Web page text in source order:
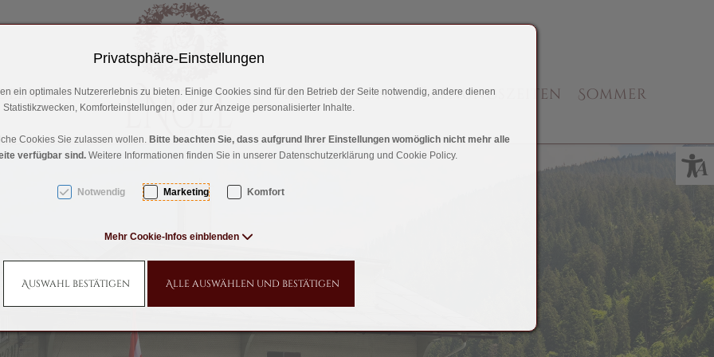
[AK + 3]
Reservierung Öffnungszeiten Sommer
Privatsphäre-Einstellungen
ein optimales Nutzererlebnis zu bieten. Einige Cookies sind für den Betrieb der Seite notwendig, andere dienen
Statistikzwecken, Komforteinstellungen, oder zur Anzeige personalisierter Inhalte.
Cookies Sie zulassen wollen. Bitte beachten Sie, dass aufgrund Ihrer Einstellungen womöglich nicht mehr alle
verfügbar sind. Weitere Informationen finden Sie in unserer Datenschutzerklärung und Cookie Policy.
Notwendig Marketing Komfort
Mehr Cookie-Infos einblenden
Auswahl bestätigen Alle auswählen und bestätigen